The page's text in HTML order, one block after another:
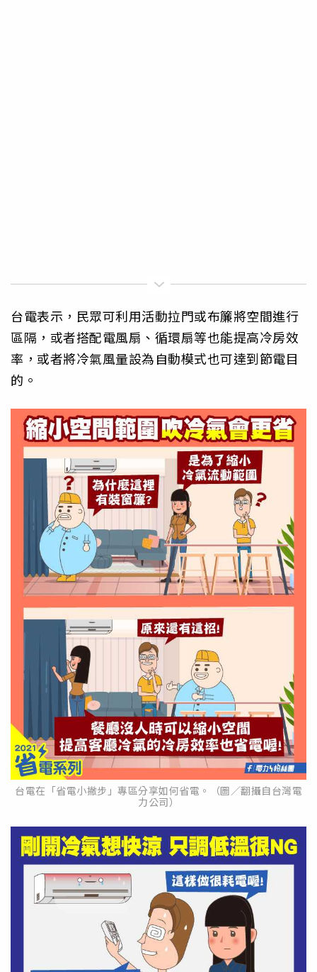
台電表示，民眾可利用活動拉門或布簾將空間進行
區隔，或者搭配電風扇、循環扇等也能提高冷房效
率，或者將冷氣風量設為自動模式也可達到節電目
的。
台電在「省電小撇步」專區分享如何省電。（圖／翻攝自台灣電
力公司）